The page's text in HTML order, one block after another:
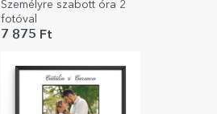
Személyre szabott óra 2
fotóval
7 875 Ft